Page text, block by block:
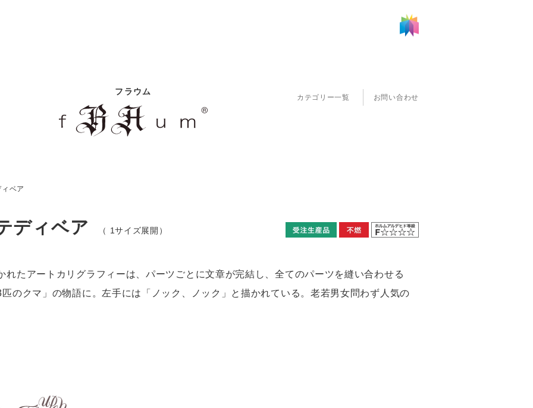
フラウム
カテゴリー一覧 お問い合わせ
ベア
ディベア （ 1サイズ展開）
れたアートカリグラフィーは、パーツごとに文章が完結し、全てのパーツを縫い合わせる
のクマ」の物語に。左手には「ノック、ノック」と描かれている。老若男女問わず人気の